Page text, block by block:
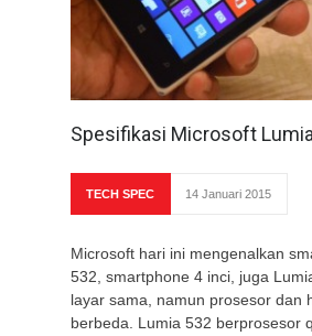
Spesifikasi Microsoft
TECH SPEC 14 Januari 2015
Microsoft hari ini mengenalkan
532, smartphone 4 inci, juga
layar sama, namun prosesor dan
berbeda. Lumia 532 berprosesor